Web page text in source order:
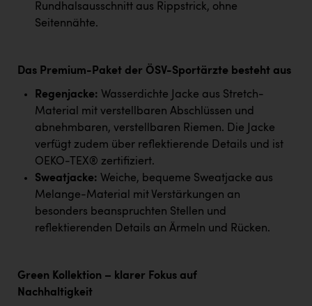
Rundhalsausschnitt aus Rippstrick, ohne
Seitennähte.
Das Premium-Paket der ÖSV-Sportärzte besteht aus
Regenjacke: Wasserdichte Jacke aus Stretch-
Material mit verstellbaren Abschlüssen und
abnehmbaren, verstellbaren Riemen. Die Jacke
verfügt zudem über reflektierende Details und ist
OEKO-TEX® zertifiziert.
Sweatjacke: Weiche, bequeme Sweatjacke aus
Melange-Material mit Verstärkungen an
besonders beanspruchten Stellen und
reflektierenden Details an Ärmeln und Rücken.
Green Kollektion – klarer Fokus auf
Nachhaltigkeit